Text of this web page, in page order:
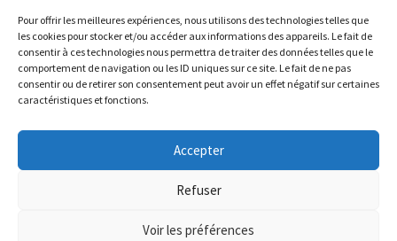
Pour offrir les meilleures expériences, nous utilisons des technologies telles que
les cookies pour stocker et/ou accéder aux informations des appareils. Le fait de
consentir à ces technologies nous permettra de traiter des données telles que le
comportement de navigation ou les ID uniques sur ce site. Le fait de ne pas
consentir ou de retirer son consentement peut avoir un effet négatif sur certaines
caractéristiques et fonctions.
Accepter
Refuser
Voir les préférences
Le magasin de Lyon sera fermé du 30 juillet au 17 août
inclus. Les commandes seront expédiées à partir du 18
The physical record shop will be closed from july 30th to
august 17th included. Online orders will start shipping on
august 18th.
MARTYR Warp Zone (Reissue) - Vinyl LP (swamp
green orange marble)
23.00€